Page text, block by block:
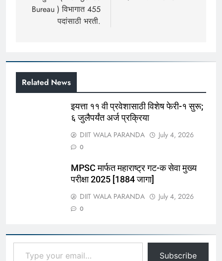
Bureau ) विभागात 455
पदांसाठी भरती.
Related News
इयत्ता ११ वी प्रवेशासाठी विशेष फेरी-१ सुरू;
६ जुलैपर्यंत अर्ज प्रक्रिया
DIIT WALA PARANDA
July 4, 2026
0
MPSC मार्फत महाराष्ट्र गट-क सेवा मुख्य
परीक्षा 2025 [1884 जागा]
DIIT WALA PARANDA
July 4, 2026
0
Type your email…
Subscribe